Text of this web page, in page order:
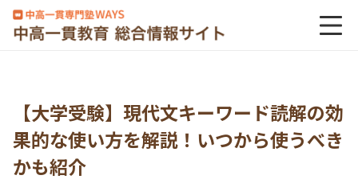
【大学受験】現代文キーワード読解の効
果的な使い方を解説！いつから使うべき
かも紹介